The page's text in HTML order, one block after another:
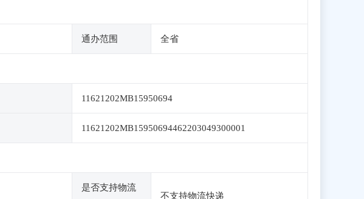
通办范围 全省
11621202MB15950694
11621202MB15950694462203049300001
是否支持物流
不支持物流快递